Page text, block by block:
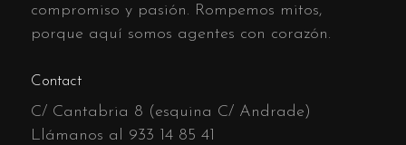
compromiso y pasión. Rompemos mitos,
porque aquí somos agentes con corazón.
Contact
C/ Cantabria 8 (esquina C/ Andrade)
Llámanos al 933 14 85 41